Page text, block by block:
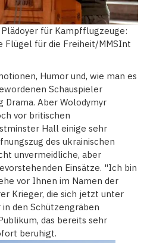
für Kampfflugzeuge:
Flügel für die Freiheit/MMSInt
Humor und, wie man es
Schauspieler
Aber Wolodymyr
vor britischen
Hall einige sehr
des ukrainischen
unvermeidliche, aber
Einsätze. "Ich bin
vor Ihnen im Namen der
Krieger, die sich jetzt unter
den Schützengräben
das bereits sehr
beruhigt.